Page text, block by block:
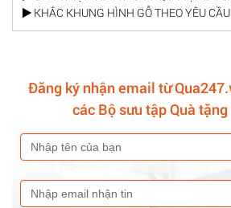
KHẮC KHUNG HÌNH GỖ THEO YÊU
Đăng ký nhận email từ
các Bộ sưu tập Quà